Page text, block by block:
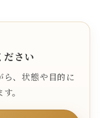
ださい
、状態や目的に
。